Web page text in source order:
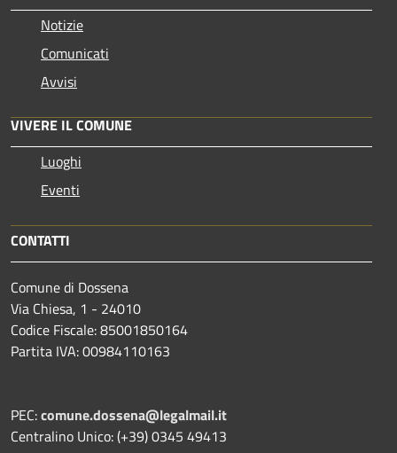
Notizie
Comunicati
Avvisi
VIVERE IL COMUNE
Luoghi
Eventi
CONTATTI
Comune di Dossena
Via Chiesa, 1 - 24010
Codice Fiscale: 85001850164
Partita IVA: 00984110163
PEC:comune.dossena@legalmail.it
Centralino Unico: (+39) 0345 49413